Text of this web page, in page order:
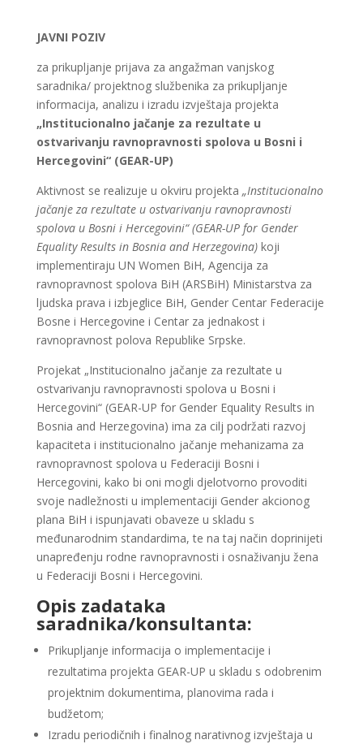
JAVNI POZIV
za prikupljanje prijava za angažman vanjskog
saradnika/ projektnog službenika za prikupljanje
informacija, analizu i izradu izvještaja projekta
„Institucionalno jačanje za rezultate u
ostvarivanju ravnopravnosti spolova u Bosni i
Hercegovini“ (GEAR-UP)
Aktivnost se realizuje u okviru projekta „Institucionalno
jačanje za rezultate u ostvarivanju ravnopravnosti
spolova u Bosni i Hercegovini“ (GEAR-UP for Gender
Equality Results in Bosnia and Herzegovina)koji
implementiraju UN Women BiH, Agencija za
ravnopravnost spolova BiH (ARSBiH) Ministarstva za
ljudska prava i izbjeglice BiH, Gender Centar Federacije
Bosne i Hercegovine i Centar za jednakost i
ravnopravnost polova Republike Srpske.
Projekat „Institucionalno jačanje za rezultate u
ostvarivanju ravnopravnosti spolova u Bosni i
Hercegovini“ (GEAR-UP for Gender Equality Results in
Bosnia and Herzegovina) ima za cilj podržati razvoj
kapaciteta i institucionalno jačanje mehanizama za
ravnopravnost spolova u Federaciji Bosni i
Hercegovini, kako bi oni mogli djelotvorno provoditi
svoje nadležnosti u implementaciji Gender akcionog
plana BiH i ispunjavati obaveze u skladu s
međunarodnim standardima, te na taj način doprinijeti
unapređenju rodne ravnopravnosti i osnaživanju žena
u Federaciji Bosni i Hercegovini.
Opis zadataka
saradnika/konsultanta:
Prikupljanje informacija o implementacije i
rezultatima projekta GEAR-UP u skladu s odobrenim
projektnim dokumentima, planovima rada i
budžetom;
Izradu periodičnih i finalnog narativnog izvještaja u